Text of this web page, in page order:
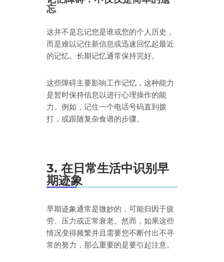
忘
这并不是忘记您是谁或您的个人历史，
而是难以记住新信息或迅速回忆起最近
的记忆。长期记忆通常保持完好。
这些障碍主要影响工作记忆，这种能力
是暂时保持信息以进行心理操作的能
力。例如，记住一个电话号码直到拨
打，或跟随复杂食谱的步骤。
3. 在日常生活中识别早
期迹象
早期迹象通常是微妙的，可能归因于疲
劳、压力或正常衰老。然而，如果这些
情况变得频繁并且需要您不断付出不寻
常的努力，那么重要的是要引起注意。